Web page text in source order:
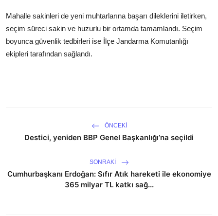
Mahalle sakinleri de yeni muhtarlarına başarı dileklerini iletirken,
seçim süreci sakin ve huzurlu bir ortamda tamamlandı. Seçim
boyunca güvenlik tedbirleri ise İlçe Jandarma Komutanlığı
ekipleri tarafından sağlandı.
ÖNCEKI
Destici, yeniden BBP Genel Başkanlığı’na seçildi
SONRAKI
Cumhurbaşkanı Erdoğan: Sıfır Atık hareketi ile ekonomiye
365 milyar TL katkı sağ...